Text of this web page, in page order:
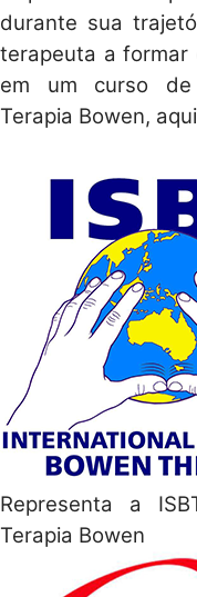
durante sua
terapeuta a formar
em um curso de
Terapia Bowen,
Representa a
Terapia Bowen